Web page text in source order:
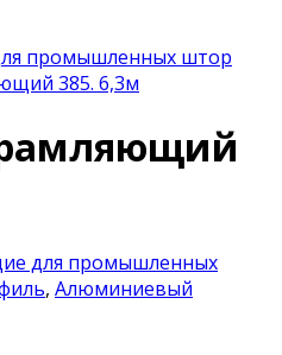
промышленных штор
385. 6,3м
для промышленных
, Алюминиевый